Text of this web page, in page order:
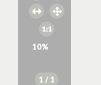
10%
1 / 1